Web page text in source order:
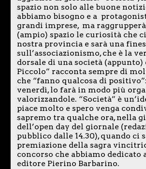
spazio non solo alle buone
abbiamo bisogno e a
grandi imprese, ma
(ampio) spazio le curiosità che
nostra provincia e sarà una
sull’associazionismo, che è la
dorsale di una società
Piccolo” racconta sempre di
che “fanno qualcosa di
venerdì, lo farà in modo più
valorizzandole. “Società” è
piace molto e spero venga
sapremo tra qualche ora, nella
dell’open day del giornale
pubblico dalle 14.30), quando ci
premiazione della sagra
concorso che abbiamo dedicato
editore Pierino Barbarino.